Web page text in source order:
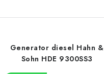
Generator diesel Hahn &
Sohn HDE 9300SS3